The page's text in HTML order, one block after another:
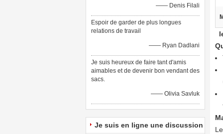
—— Denis Filali
Espoir de garder de plus longues
relations de travail
—— Ryan Dadlani
Je suis heureux de faire tant d'amis
aimables et de devenir bon vendant des
sacs.
—— Olivia Savluk
Je suis en ligne une discussion